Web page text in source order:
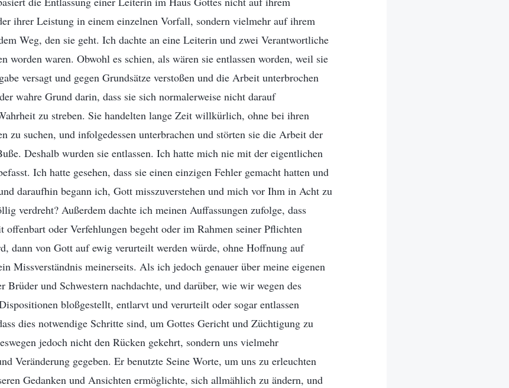
ihrer Leistung in einem einzelnen Vorfall, sondern vielmehr auf ihrem
Weg, den sie geht. Ich dachte an eine Leiterin und zwei Verantwortliche
worden waren. Obwohl es schien, als wären sie entlassen worden, weil sie
versagt und gegen Grundsätze verstoßen und die Arbeit unterbrochen
wahre Grund darin, dass sie sich normalerweise nicht darauf
zu streben. Sie handelten lange Zeit willkürlich, ohne bei ihren
zu suchen, und infolgedessen unterbrachen und störten sie die Arbeit der
Deshalb wurden sie entlassen. Ich hatte mich nie mit der eigentlichen
Ich hatte gesehen, dass sie einen einzigen Fehler gemacht hatten und
daraufhin begann ich, Gott misszuverstehen und mich vor Ihm in Acht zu
verdreht? Außerdem dachte ich meinen Auffassungen zufolge, dass
offenbart oder Verfehlungen begeht oder im Rahmen seiner Pflichten
dann von Gott auf ewig verurteilt werden würde, ohne Hoffnung auf
Missverständnis meinerseits. Als ich jedoch genauer über meine eigenen
Brüder und Schwestern nachdachte, und darüber, wie wir wegen des
bloßgestellt, entlarvt und verurteilt oder sogar entlassen
dies notwendige Schritte sind, um Gottes Gericht und Züchtigung zu
jedoch nicht den Rücken gekehrt, sondern uns vielmehr
Veränderung gegeben. Er benutzte Seine Worte, um uns zu erleuchten
Gedanken und Ansichten ermöglichte, sich allmählich zu ändern, und